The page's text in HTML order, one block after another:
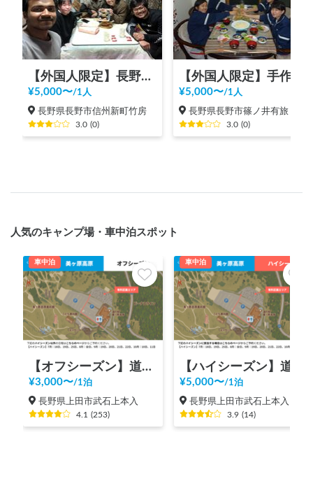
【外国人限定】長野のローカル生活体験
¥5,000〜/1人
長野県長野市信州新町竹房
3.0 (0)
¥5,000〜/1人
長野県長野市篠ノ井有旅
3.0 (0)
人気のキャンプ場・車中泊スポット
車中泊
【オフシーズン】道の駅 美ヶ原高原
¥3,000〜/1泊
長野県上田市武石上本入
4.1 (253)
車中泊
¥5,000〜/1泊
長野県上田市武石上本入
3.9 (14)